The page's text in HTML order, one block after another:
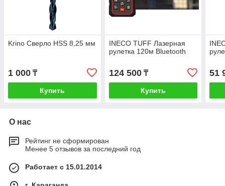
Krino Сверло HSS 8,25 мм
1 000 ₸
Купить
INECO TUFF Лазерная
рулетка 120м Bluetooth
124 500₸
Купить
51
О нас
Рейтинг не сформирован
Менее 5 отзывов за последний год
Работает с 15.01.2014